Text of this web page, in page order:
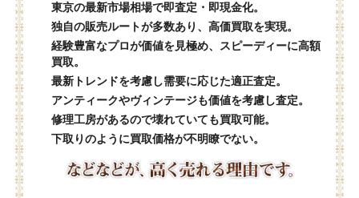
東京の最新市場相場で即査定・即現金化。
独自の販売ルートが多数あり、高価買取を実現。
経験豊富なプロが価値を見極め、スピーディーに高額
買取。
最新トレンドを考慮し需要に応じた適正査定。
アンティークやヴィンテージも価値を考慮し査定。
修理工房があるので壊れていても買取可能。
下取りのように買取価格が不明瞭でない。